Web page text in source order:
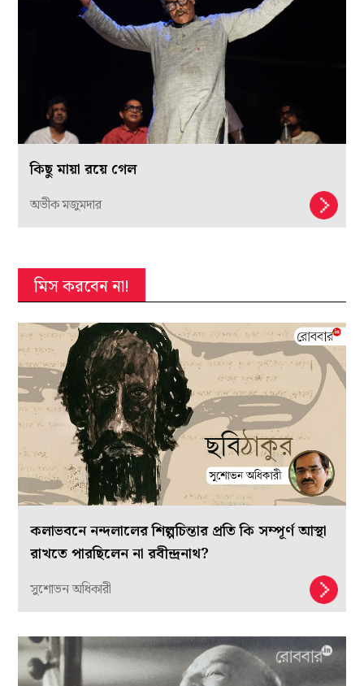
কিছু মায়া রয়ে গেল
অভীক মজুমদার
মিস করবেন না!
কলাভবনে নন্দলালের শিল্পচিন্তার প্রতি কি সম্পূর্ণ আস্থা
রাখতে পারছিলেন না রবীন্দ্রনাথ?
সুশোভন অধিকারী